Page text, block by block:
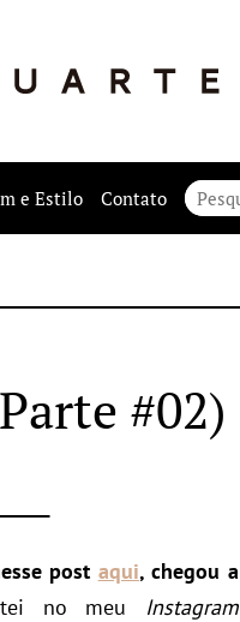
e Estilo Contato
#02)
post aqui, chegou a
no meu Instagram